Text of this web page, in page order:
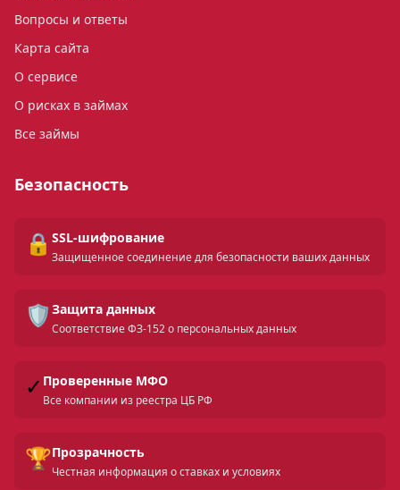
Вопросы и ответы
Карта сайта
О сервисе
О рисках в займах
Все займы
Безопасность
🔒 SSL-шифрование
Защищенное соединение для безопасности ваших данных
🛡️ Защита данных
Соответствие ФЗ-152 о персональных данных
✓ Проверенные МФО
Все компании из реестра ЦБ РФ
🏆Прозрачность
Честная информация о ставках и условиях